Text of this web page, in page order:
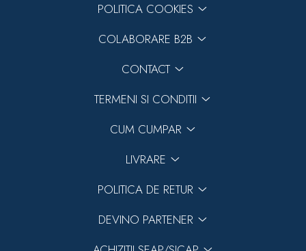
POLITICA COOKIES
COLABORARE B2B
CONTACT
TERMENI SI CONDITII
CUM CUMPAR
LIVRARE
POLITICA DE RETUR
DEVINO PARTENER